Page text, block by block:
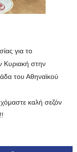
για το
Κυριακή στην
του Αθηναϊκού
καλή σεζόν